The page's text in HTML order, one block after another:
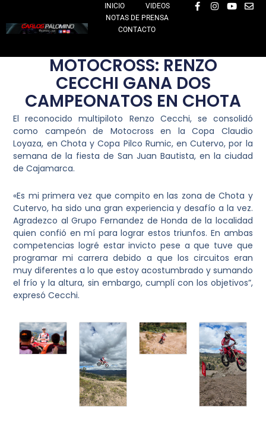
al
contenido
INICIO
VIDEOS
NOTAS DE PRENSA
CONTACTO
F
a
o
k
-
f
I
n
r
a
Y
o
e
E
n
p
MOTOCROSS: RENZO
CECCHI GANA DOS
CAMPEONATOS EN CHOTA
El reconocido multipiloto Renzo Cecchi, se consolidó
como campeón de Motocross en la Copa Claudio
Loyaza, en Chota y Copa Pilco Rumic, en Cutervo, por la
semana de la fiesta de San Juan Bautista, en la ciudad
de Cajamarca.
«Es mi primera vez que compito en las zona de Chota y
Cutervo, ha sido una gran experiencia y desafío a la vez.
Agradezco al Grupo Fernandez de Honda de la localidad
quien confió en mí para lograr estos triunfos. En ambas
competencias logré estar invicto pese a que tuve que
programar mi carrera debido a que los circuitos eran
muy diferentes a lo que estoy acostumbrado y sumando
el frío y la altura, sin embargo, cumplí con los objetivos”,
expresó Cecchi.